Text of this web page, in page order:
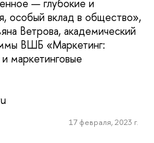
— глубокие и
особый вклад в общество»,
Ветрова, академический
ВШБ «Маркетинг:
маркетинговые
17 февраля, 2023 г.